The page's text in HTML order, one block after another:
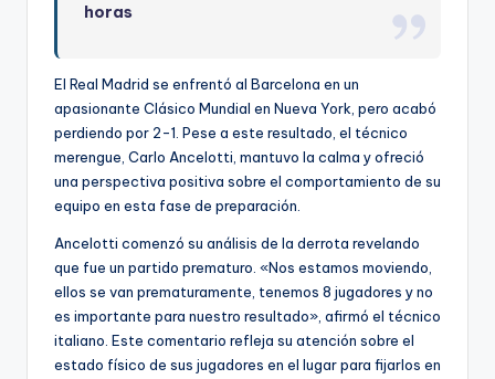
horas
El Real Madrid se enfrentó al Barcelona en un
apasionante Clásico Mundial en Nueva York, pero acabó
perdiendo por 2-1. Pese a este resultado, el técnico
merengue, Carlo Ancelotti, mantuvo la calma y ofreció
una perspectiva positiva sobre el comportamiento de su
equipo en esta fase de preparación.
Ancelotti comenzó su análisis de la derrota revelando
que fue un partido prematuro. «Nos estamos moviendo,
ellos se van prematuramente, tenemos 8 jugadores y no
es importante para nuestro resultado», afirmó el técnico
italiano. Este comentario refleja su atención sobre el
estado físico de sus jugadores en el lugar para fijarlos en